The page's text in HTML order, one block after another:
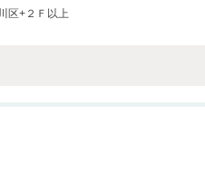
区+２Ｆ以上